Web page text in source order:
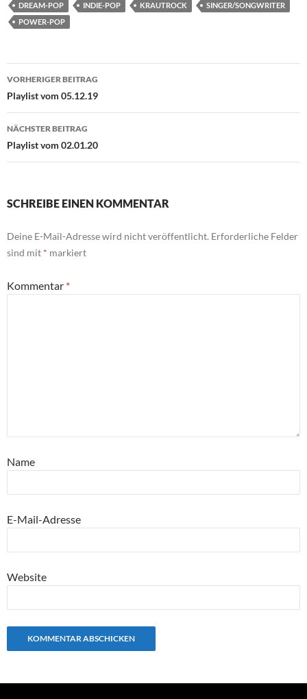
DREAM-POP
INDIE-POP KRAUTROCK
SINGER/SONGWRITER
POWER-POP
Beitragsnavigation
VORHERIGER BEITRAG
Playlist vom 05.12.19
NÄCHSTER BEITRAG
Playlist vom 02.01.20
SCHREIBE EINEN KOMMENTAR
Deine E-Mail-Adresse wird nicht veröffentlicht. Erforderliche Felder
sind mit * markiert
Kommentar *
Name
E-Mail-Adresse
Website